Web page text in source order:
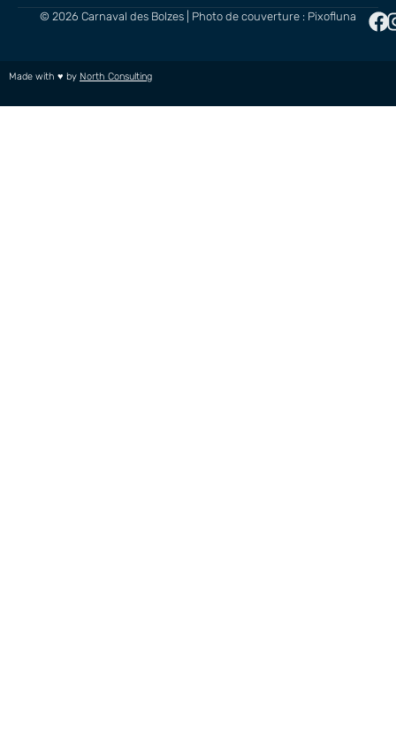
© 2026 Carnaval des Bolzes | Photo de couverture : Pixofluna
Made with ♥ by North Consulting